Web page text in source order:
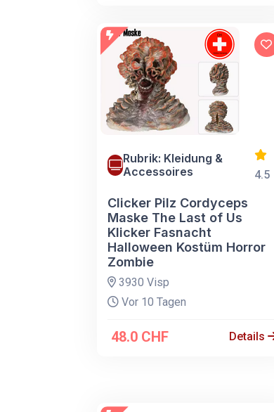
Rubrik: Kleidung &
Accessoires
4.5
Clicker Pilz Cordyceps
Maske The Last of Us
Klicker Fasnacht
Halloween Kostüm Horror
Zombie
3930 Visp
Vor 10 Tagen
48.0 CHF Details